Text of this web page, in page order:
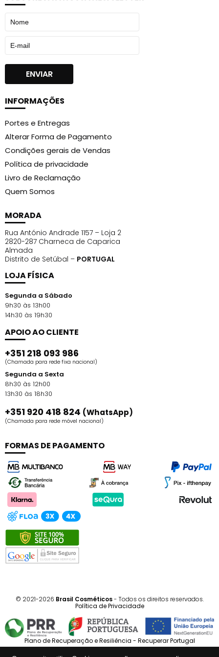
INFORMAÇÕES
Portes e Entregas
Alterar Forma de Pagamento
Condições gerais de Vendas
Política de privacidade
Livro de Reclamação
Quem Somos
MORADA
Rua António Andrade 1157 – Loja 2
2820-287 Charneca de Caparica
Almada
Distrito de Setúbal – PORTUGAL
LOJA FÍSICA
Segunda a Sábado
9h30 às 13h00
14h30 às 19h30
APOIO AO CLIENTE
+351 218 093 986
(Chamada para rede fixa nacional)
Segunda a Sexta
8h30 às 12h00
13h30 às 18h30
+351 920 418 824 (WhatsApp)
(Chamada para rede móvel nacional)
FORMAS DE PAGAMENTO
© 2021-2026 Brasil Cosméticos- Todos os direitos reservados.
Política de Privacidade
Plano de Recuperação e Resiliência - Recuperar Portugal